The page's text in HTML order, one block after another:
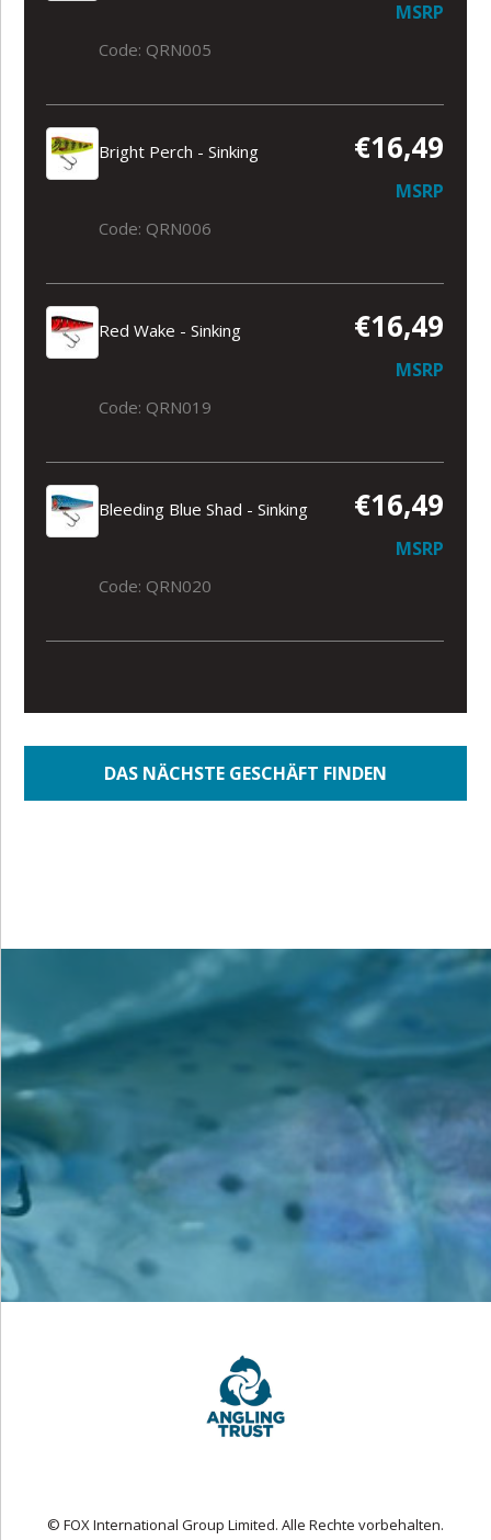
MSRP
Code: QRN005
Bright Perch - Sinking €16,49
MSRP
Code: QRN006
Red Wake - Sinking €16,49
MSRP
Code: QRN019
Bleeding Blue Shad - Sinking €16,49
MSRP
Code: QRN020
DAS NÄCHSTE GESCHÄFT FINDEN
© FOX International Group Limited. Alle Rechte vorbehalten.